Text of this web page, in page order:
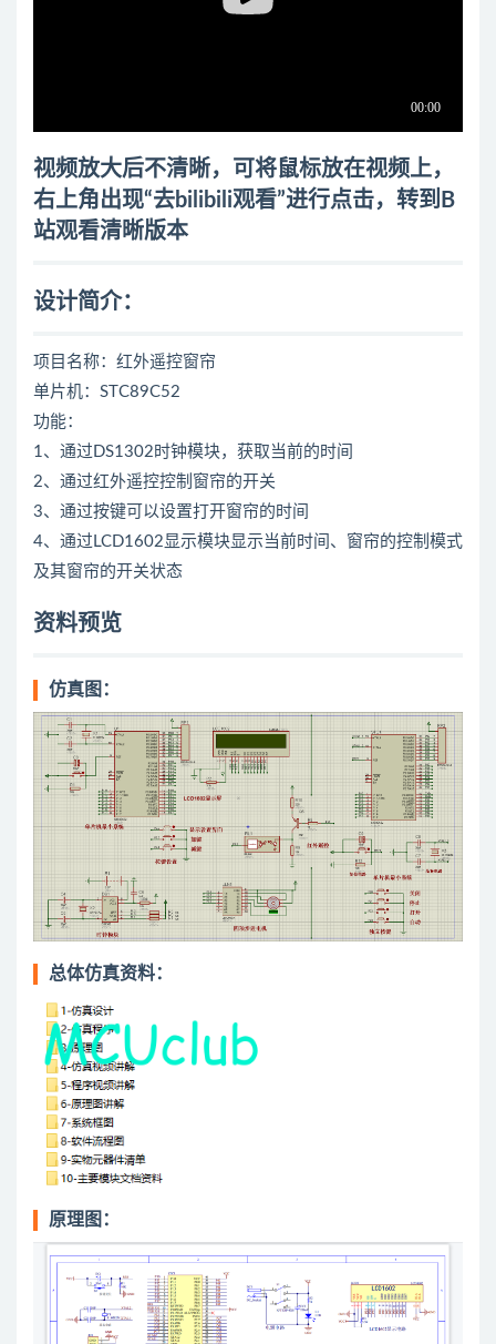
视频放大后不清晰，可将鼠标放在视频上，
右上角出现“去bilibili观看”进行点击，转到B
站观看清晰版本
设计简介：
项目名称：红外遥控窗帘
单片机：STC89C52
功能：
1、通过DS1302时钟模块，获取当前的时间
2、通过红外遥控控制窗帘的开关
3、通过按键可以设置打开窗帘的时间
4、通过LCD1602显示模块显示当前时间、窗帘的控制模式
及其窗帘的开关状态
资料预览
仿真图：
总体仿真资料：
原理图：